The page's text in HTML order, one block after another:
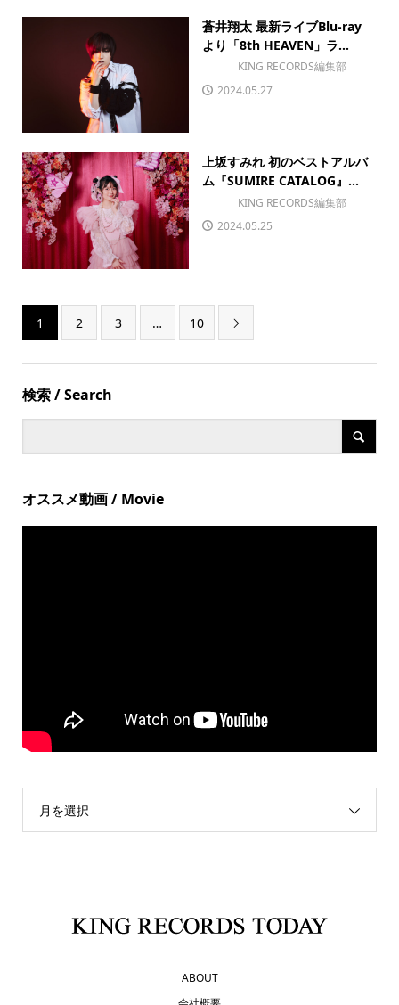
蒼井翔太 最新ライブBlu-ray
より「8th HEAVEN」ラ...
KING RECORDS編集部
2024.05.27
上坂すみれ 初のベストアルバ
ム『SUMIRE CATALOG』...
KING RECORDS編集部
2024.05.25
1 2 3 … 10 
検索 / Search
オススメ動画 / Movie
月を選択
ABOUT